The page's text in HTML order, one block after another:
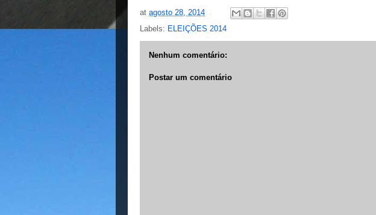
at agosto 28, 2014
Labels: ELEIÇÕES 2014
Nenhum comentário:
Postar um comentário